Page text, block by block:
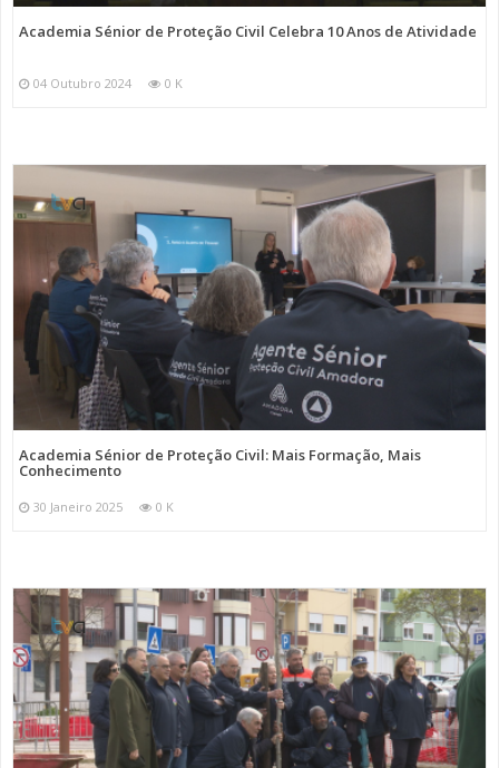
Academia Sénior de Proteção Civil Celebra 10 Anos de Atividade
04 Outubro 2024 0 K
Academia Sénior de Proteção Civil: Mais Formação, Mais
Conhecimento
30 Janeiro 2025 0 K